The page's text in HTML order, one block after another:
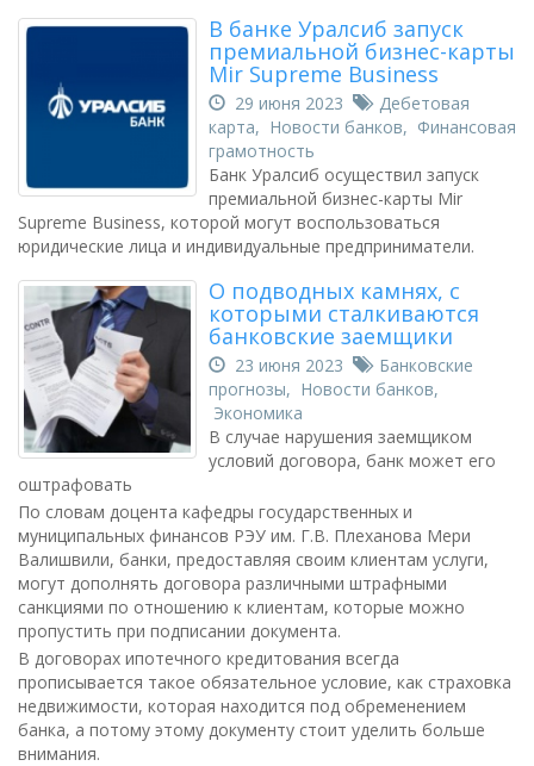
В банке Уралсиб запуск
премиальной бизнес-карты
Mir Supreme Business
29 июня 2023
Дебетовая
карта, Новости банков, Финансовая
грамотность
Банк Уралсиб осуществил запуск
премиальной бизнес-карты Mir
Supreme Business, которой могут воспользоваться
юридические лица и индивидуальные предприниматели.
О подводных камнях, с
которыми сталкиваются
банковские заемщики
23 июня 2023
Банковские
прогнозы, Новости банков,
Экономика
В случае нарушения заемщиком
условий договора, банк может его
оштрафовать
По словам доцента кафедры государственных и
муниципальных финансов РЭУ им. Г.В. Плеханова Мери
Валишвили, банки, предоставляя своим клиентам услуги,
могут дополнять договора различными штрафными
санкциями по отношению к клиентам, которые можно
пропустить при подписании документа.
В договорах ипотечного кредитования всегда
прописывается такое обязательное условие, как страховка
недвижимости, которая находится под обременением
банка, а потому этому документу стоит уделить больше
внимания.